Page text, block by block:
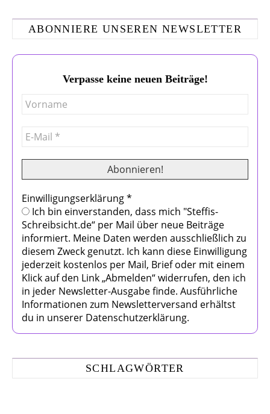
ABONNIERE UNSEREN NEWSLETTER
Verpasse keine neuen Beiträge!
Einwilligungserklärung*
Ich bin einverstanden, dass mich "Steffis-
Schreibsicht.de“ per Mail über neue Beiträge
informiert. Meine Daten werden ausschließlich zu
diesem Zweck genutzt. Ich kann diese Einwilligung
jederzeit kostenlos per Mail, Brief oder mit einem
Klick auf den Link „Abmelden“ widerrufen, den ich
in jeder Newsletter-Ausgabe finde. Ausführliche
Informationen zum Newsletterversand erhältst
du in unserer Datenschutzerklärung.
SCHLAGWÖRTER